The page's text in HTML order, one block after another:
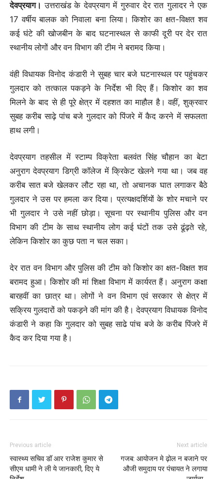
देवप्रयाग। उत्तराखंड के देवप्रयाग में गुरुवार देर रात गुलादर ने एक
17 वर्षीय बालक को निवाला बना लिया। किशोर का क्षत-विक्षत शव
कई घंटे की खोजबीन के बाद घटनास्थल से काफी दूरी पर देर रात
स्थानीय लोगों और वन विभाग की टीम ने बरामद किया।
वंही विधायक विनोद कंडारी ने सुबह चार बजे घटनास्थल पर पहुंचकर
गुलदार को तत्काल पकड़ने के निर्देश भी दिए हैं। किशोर का शव
मिलने के बाद से ही पूरे क्षेत्र में दहशत का माहौल है। वहीं, शुक्रवार
सुबह करीब साढ़े पांच बजे गुलदार को पिंजरे में कैद करने में सफलता
हाथ लगी।
देवप्रयाग तहसील में स्टाम्प विक्रेता बलवंत सिंह चौहान का बेटा
अनुराग देवप्रयाग डिग्री कॉलेज में क्रिकेट खेलने गया था। जब वह
करीब सात बजे खेलकर लौट रहा था, तो अचानक घात लगाकर बैठे
गुलदार ने उस पर हमला कर दिया। प्रत्यक्षदर्शियों के शोर मचाने पर
भी गुलदार ने उसे नहीं छोड़ा। सूचना पर स्थानीय पुलिस और वन
विभाग की टीम के साथ स्थानीय लोग कई घंटों तक उसे ढूंढ़ते रहे,
लेकिन किशोर का कुछ पता न चल सका।
देर रात वन विभाग और पुलिस की टीम को किशोर का क्षत-विक्षत शव
बरामद हुआ। किशोर की मां शिक्षा विभाग में कार्यरत हैं। अनुराग कक्षा
बारहवीं का छात्र था। लोगों ने वन विभाग एवं सरकार से क्षेत्र में
सक्रिय गुलदारों को पकड़ने की मांग की है। देवप्रयाग विधायक विनोद
कंडारी ने कहा कि गुलदार को सुबह साढे पांच बजे के करीब पिंजरे में
कैद कर दिया गया है।
Previous article
स्वास्थ्य सचिव डॉ आर राजेश कुमार से
सीएम धामी ने ली ये जानकारी, दिए ये
Next article
गजब: आयोजन मे ढ़ोल न बजाने पर
औजी समुदाय पर पंचायत ने लगाया